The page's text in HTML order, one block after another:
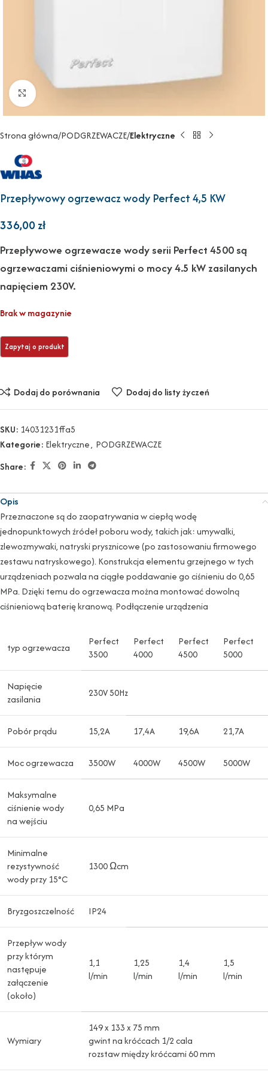
Powiększ
Strona główna PODGRZEWACZE Elektryczne
Przepływowy ogrzewacz wody Perfect 4,5 KW
336,00zł
Przepływowe ogrzewacze wody serii Perfect 4500 są
ogrzewaczami ciśnieniowymi o mocy 4.5 kW zasilanych
napięciem 230V.
Brak w magazynie
Dodaj do porównania Dodaj do listy życzeń
SKU: 14031231ffa5
Kategorie: Elektryczne, PODGRZEWACZE
Share:
Opis
Przeznaczone są do zaopatrywania w ciepłą wodę
jednopunktowych źródeł poboru wody, takich jak: umywalki,
zlewozmywaki, natryski prysznicowe (po zastosowaniu firmowego
zestawu natryskowego). Konstrukcja elementu grzejnego w tych
urządzeniach pozwala na ciągłe poddawanie go ciśnieniu do 0,65
MPa. Dzięki temu do ogrzewacza można montować dowolną
ciśnieniową baterię kranową. Podłączenie urządzenia
typ ogrzewacza
Perfect
3500
Perfect
4000
Perfect
4500
Perfect
5000
Napięcie
zasilania
230V 50Hz
Pobór prądu 15,2A 17,4A 19,6A 21,7A
Moc ogrzewacza 3500W 4000W 4500W 5000W
Maksymalne
ciśnienie wody
na wejściu
0,65 MPa
Minimalne
rezystywność
wody przy 15°C
1300 Ωcm
Bryzgoszczelność IP24
Przepływ wody
przy którym
następuje
załączenie
(około)
1,1
l/min
1,25
l/min
1,4
l/min
1,5
l/min
Wymiary
149 x 133 x 75 mm
gwint na króćcach 1/2 cala
rozstaw między króćcami 60 mm